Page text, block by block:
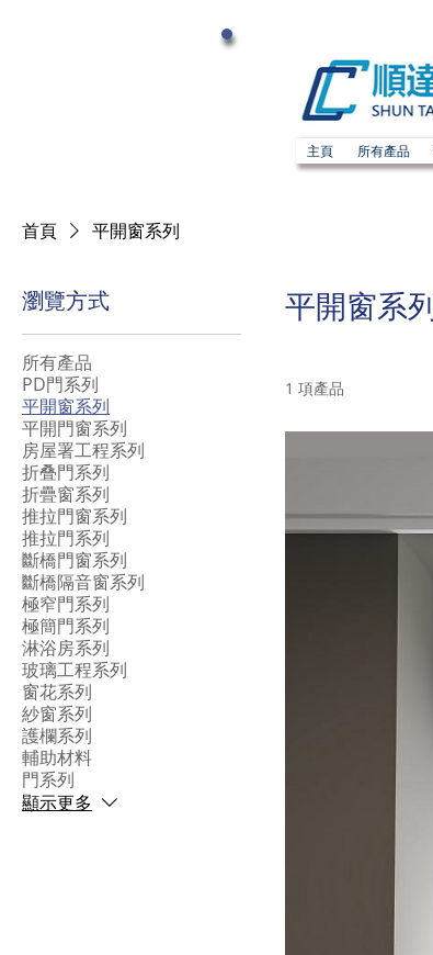
主頁 所有產品
首頁 平開窗系列
瀏覽方式
所有產品
PD門系列
平開窗系列
平開門窗系列
房屋署工程系列
折叠門系列
折疊窗系列
推拉門窗系列
推拉門系列
斷橋門窗系列
斷橋隔音窗系列
極窄門系列
極簡門系列
淋浴房系列
玻璃工程系列
窗花系列
紗窗系列
護欄系列
輔助材料
門系列
顯示更多
平開窗系列
1 項產品